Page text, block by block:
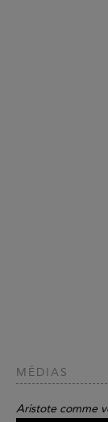
MÉDIAS
Aristote comme